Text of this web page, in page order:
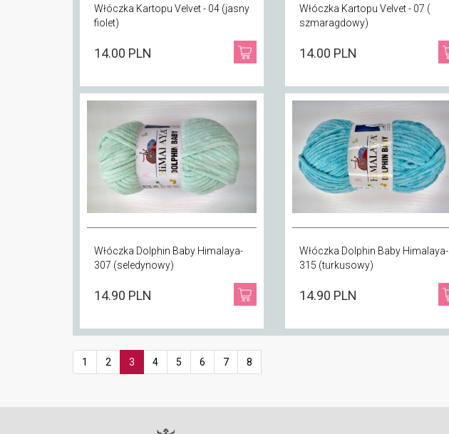
Włóczka Kartopu Velvet - 04 (jasny
fiolet)
14.00 PLN
Włóczka Kartopu Velvet - 07 (
szmaragdowy)
14.00 PLN
Włóczka Dolphin Baby Himalaya-
307 (seledynowy)
14.90 PLN
Włóczka Dolphin Baby Himalaya-
315 (turkusowy)
14.90 PLN
1 2 3 4 5 6 7 8